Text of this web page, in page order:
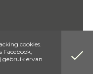
Disclaimer
Privacy
cookies.
Facebook,
gebruik ervan